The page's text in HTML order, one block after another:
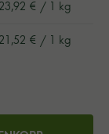
23,92 € / 1 kg
21,52 € / 1 kg
Gib den